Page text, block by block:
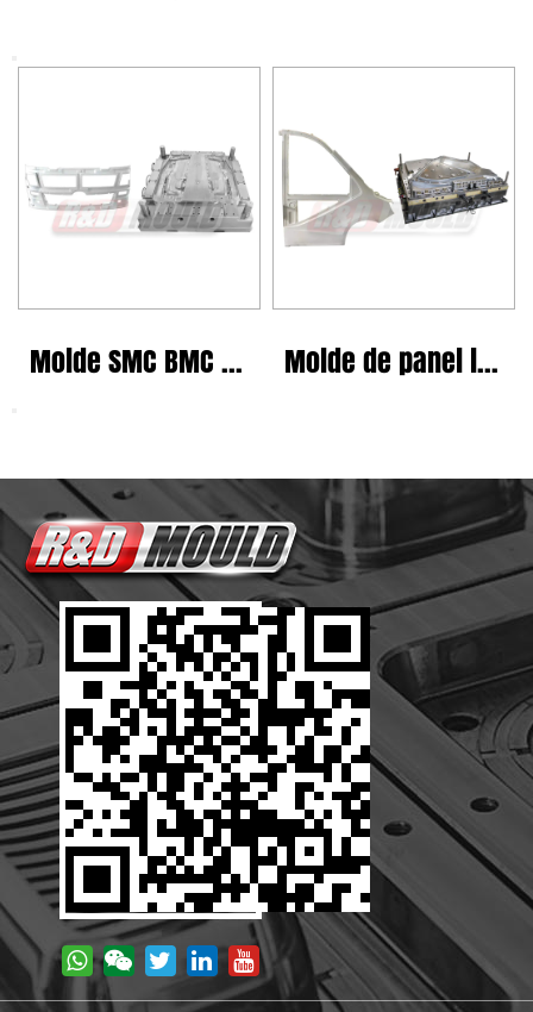
Molde SMC BMC GMT Molde de panel lateral de camión